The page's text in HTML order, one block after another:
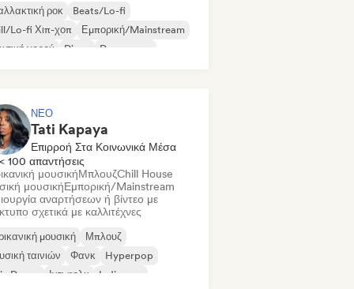
ροκ
Beats/Lo-fi
Lo-fi Χιπ-χοπ
Εμπορική/Mainstream
χορού
Disco
Dream pop
ΝΈΟ
Tati Kapaya
Επιρροή Στα Κοινωνικά Μέσα
< 100 απαντήσεις
μουσικήΜπλουζChill House
μουσικήΕμπορική/Mainstream
αναρτήσεων ή βίντεο με
σχετικά με καλλιτέχνες
μουσική
Μπλουζ
ταινιών
Φανκ
Hyperpop
Dance
Ιντι φολκ Indie pop